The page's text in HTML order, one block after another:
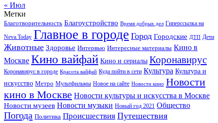
« Июл
Метки
Благотворительность Благоустройство Время добрых дел Гиперссылка на
Neva.Today Главное в городе Город Городские ДТП Дети
Животные Здоровье Интервью Интересные материалы Кино в
Москве Кино вайфай Кино и сериалы Коронавирус
Коронавирус в городе Красота вайфай Куда пойти в сети Культура Культура и
искусство Метро Мультфильмы Новое на сайте Новости кино Новости
кино в Москве Новости культуры и искусства в Москве
Новости музеев Новости музыки Новый год 2021 Общество
Погода Политика Происшествия Путешествия